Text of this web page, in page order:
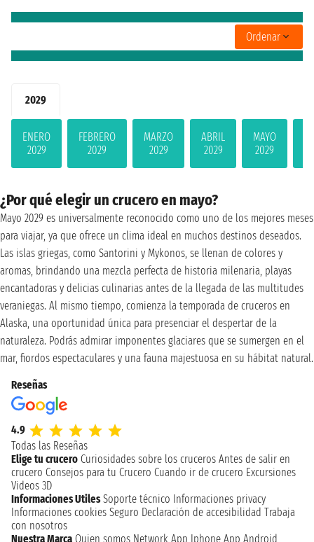
2029
ENERO
2029
FEBRERO
2029
MARZO
2029
ABRIL
2029
MAYO
2029
¿Por qué elegir un crucero en mayo?
Mayo 2029 es universalmente reconocido como uno de los mejores meses
para viajar, ya que ofrece un clima ideal en muchos destinos deseados.
Las islas griegas, como Santorini y Mykonos, se llenan de colores y
aromas, brindando una mezcla perfecta de historia milenaria, playas
encantadoras y delicias culinarias antes de la llegada de las multitudes
veraniegas. Al mismo tiempo, comienza la temporada de cruceros en
Alaska, una oportunidad única para presenciar el despertar de la
naturaleza. Podrás admirar imponentes glaciares que se sumergen en el
mar, fiordos espectaculares y una fauna majestuosa en su hábitat natural.
Ordenar
Reseñas
4.9
Todas las Reseñas
Elige tu crucero Curiosidades sobre los cruceros Antes de salir en
crucero Consejos para tu Crucero Cuando ir de crucero Excursiones
Videos 3D
Informaciones Utiles Soporte técnico Informaciones privacy
Informaciones cookies Seguro Declaración de accesibilidad Trabaja
con nosotros
Nuestra Marca Quien somos Network App Iphone App Android